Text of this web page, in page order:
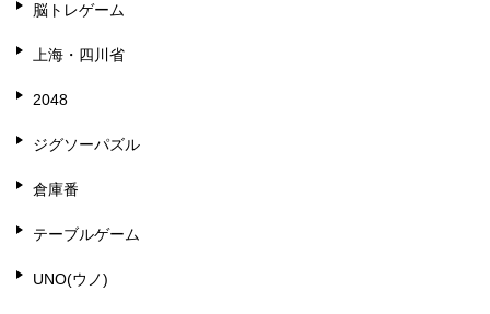
脳トレゲーム
上海・四川省
2048
ジグソーパズル
倉庫番
テーブルゲーム
UNO(ウノ)